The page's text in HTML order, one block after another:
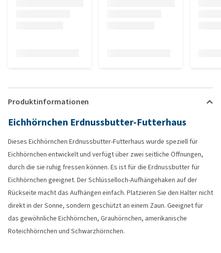
Produktinformationen
Eichhörnchen Erdnussbutter-Futterhaus
Dieses Eichhörnchen Erdnussbutter-Futterhaus wurde speziell für
Eichhörnchen entwickelt und verfügt über zwei seitliche Öffnungen,
durch die sie ruhig fressen können. Es ist für die Erdnussbutter für
Eichhörnchen geeignet. Der Schlüsselloch-Aufhängehaken auf der
Rückseite macht das Aufhängen einfach. Platzieren Sie den Halter nicht
direkt in der Sonne, sondern geschützt an einem Zaun. Geeignet für
das gewöhnliche Eichhörnchen, Grauhörnchen, amerikanische
Roteichhörnchen und Schwarzhörnchen.